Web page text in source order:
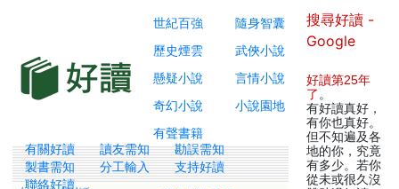
世紀百強
隨身智囊
歷史煙雲
武俠小說
懸疑小說
言情小說
奇幻小說
小說園地
有聲書籍
有關好讀 讀友需知
勘誤需知
製書需知
分工輸入
支持好讀
聯絡好讀
搜尋好讀 -
Google
好讀第25年
了 。
有好讀真好，
有你也真好。
但不知遍及各
地的你，究竟
有多少。若你
從未或很久沒